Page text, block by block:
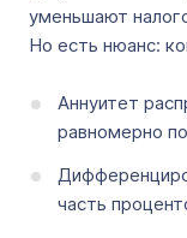
уменьшают
Но есть нюанс:
Аннуитет
равномерно
часть